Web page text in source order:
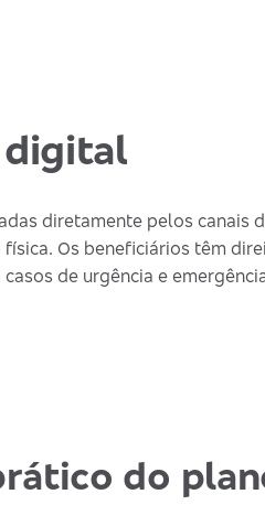
digital
diretamente pelos canais
Os beneficiários têm
de urgência e
do